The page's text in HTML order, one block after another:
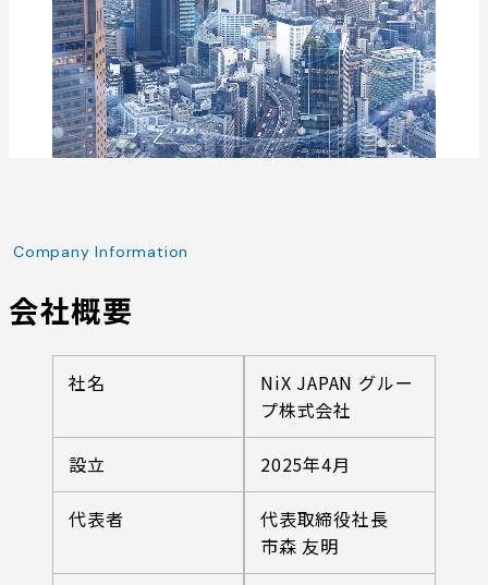
Company Information
会社概要
社名
NiX JAPAN グルー
プ株式会社
設立 2025年4月
代表者
代表取締役社長
市森 友明